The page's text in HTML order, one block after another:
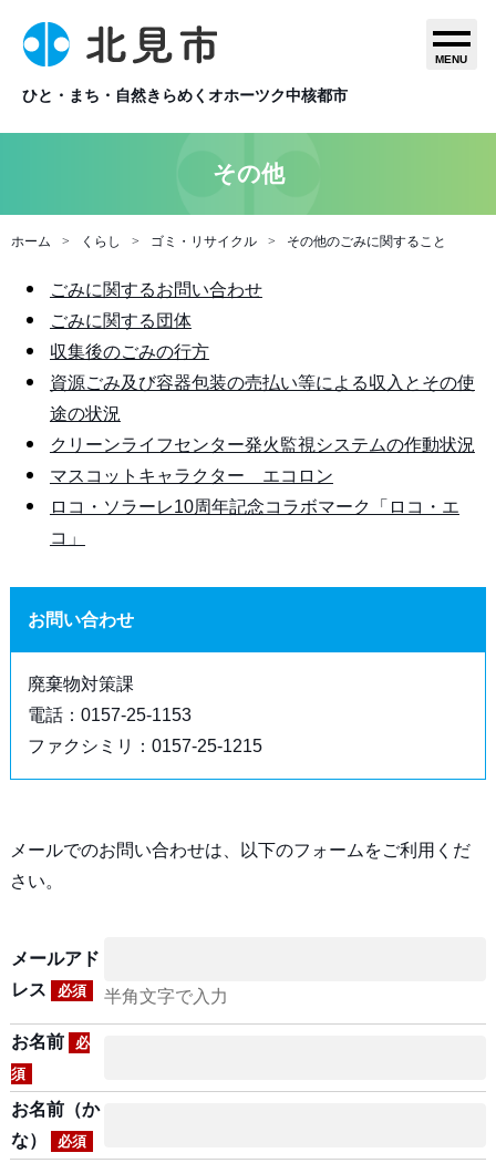
ひと・まち・自然きらめくオホーツク中核都市
MENU
その他
ホーム くらし ゴミ・リサイクル その他のごみに関すること
ごみに関するお問い合わせ
ごみに関する団体
収集後のごみの行方
資源ごみ及び容器包装の売払い等による収入とその使
途の状況
クリーンライフセンター発火監視システムの作動状況
マスコットキャラクター エコロン
ロコ・ソラーレ10周年記念コラボマーク「ロコ・エ
コ」
お問い合わせ
廃棄物対策課
電話：0157-25-1153
ファクシミリ：0157-25-1215
メールでのお問い合わせは、以下のフォームをご利用くだ
さい。
メールアド
レス
必須 半角文字で入力
お名前
必
須
お名前（か
な）
必須